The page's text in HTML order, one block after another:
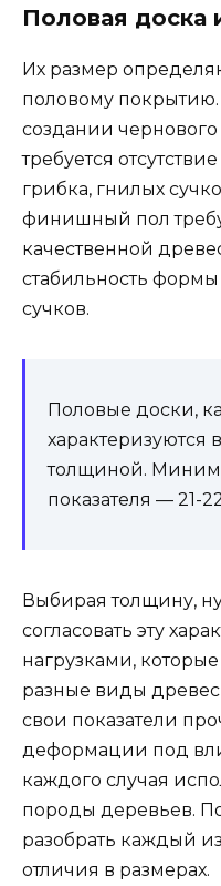
Половая доска
Их размер
половому
создании
требуется
грибка, гнилых
финишный пол
качественной
стабильность формы
сучков.
Половые доски,
толщиной.
показателя — 21-
Выбирая толщину,
согласовать эту
нагрузками,
разные виды
свои показатели
деформации под
каждого случая
породы деревьев.
разобрать каждый
отличия в размерах.